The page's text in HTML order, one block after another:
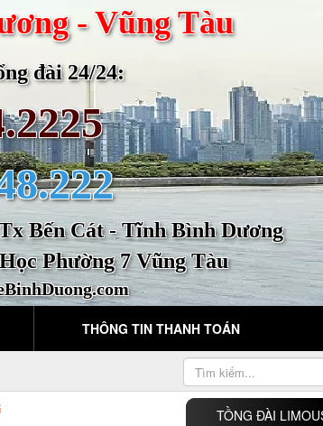
- Vũng Tàu
24/24:
2
Bến Cát - Tĩnh Bình Dương
Phường 7 Vũng Tàu
THÔNG TIN THANH TOÁN
TỒNG ĐÀI